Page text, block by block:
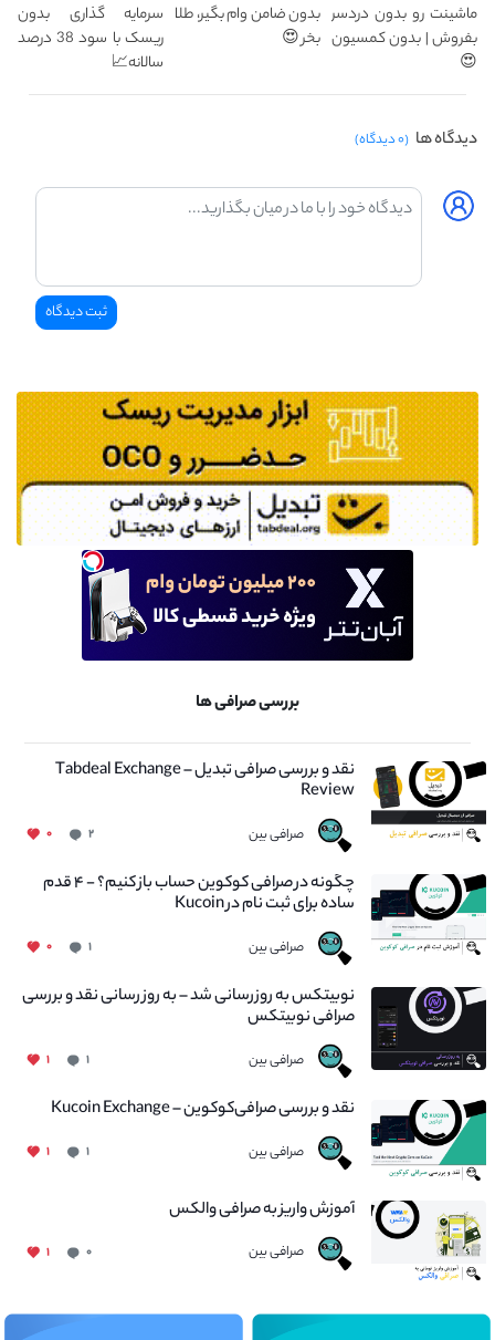
ماشینت رو بدون دردسر
بفروش | بدون کمسیون
😍
بدون ضامن وام بگیر، طلا
بخر 😍
سرمایه گذاری بدون
ریسک با سود 38 درصد
سالانه📈
دیدگاه ها (۰ دیدگاه)
بررسی صرافی ها
نقد و بررسی صرافی تبدیل – Tabdeal Exchange
Review
صرافی بین ۲ ۰
چگونه در صرافی کوکوین حساب باز کنیم؟ - ۴ قدم
ساده برای ثبت نام در Kucoin
صرافی بین ۱ ۰
نوبیتکس به روزرسانی شد – به روز رسانی نقد و بررسی
صرافی نوبیتکس
صرافی بین ۱ ۱
نقد و بررسی صرافی‌کوکوین – Kucoin Exchange
صرافی بین ۱ ۱
آموزش واریز به صرافی والکس
صرافی بین ۰ ۱